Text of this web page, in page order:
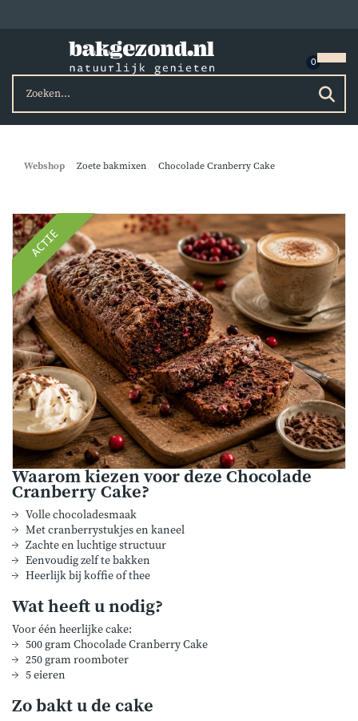
Webshop Zoete bakmixen Chocolade Cranberry Cake
ACTIE
Waarom kiezen voor deze Chocolade
Cranberry Cake?
Volle chocoladesmaak
Met cranberrystukjes en kaneel
Zachte en luchtige structuur
Eenvoudig zelf te bakken
Heerlijk bij koffie of thee
Wat heeft u nodig?
Voor één heerlijke cake:
500 gram Chocolade Cranberry Cake
250 gram roomboter
5 eieren
Zo bakt u de cake